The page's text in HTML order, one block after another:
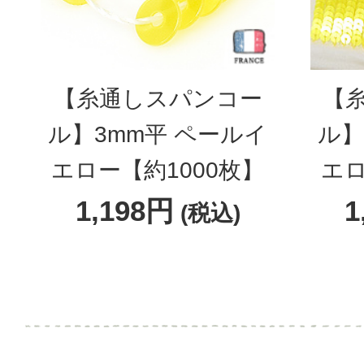
【糸通しスパンコー
ル】3mm平 ペールイ
エロー【約1000枚】
1,198円 (税込)
【
ル
エ